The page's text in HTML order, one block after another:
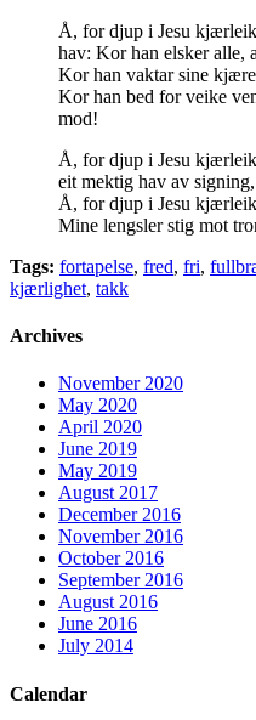
Å, for djup i Jesu
hav: Kor han elsker alle,
Kor han vaktar sine
Kor han bed for veike
mod!
Å, for djup i Jesu
eit mektig hav av
Å, for djup i Jesu
Mine lengsler stig mot
Tags: fortapelse, fred, fri,
kjærlighet, takk
Archives
November 2020
May 2020
April 2020
June 2019
May 2019
August 2017
December 2016
November 2016
October 2016
September 2016
August 2016
June 2016
July 2014
Calendar